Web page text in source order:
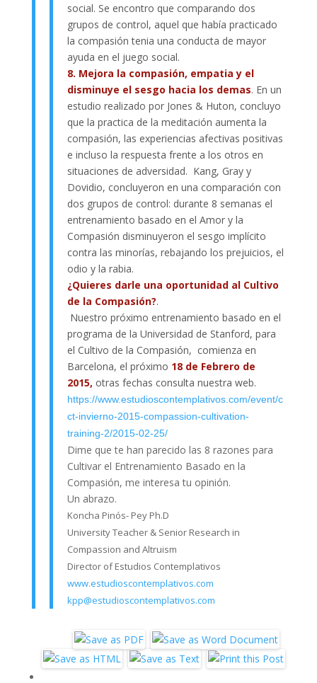
social. Se encontro que comparando dos
grupos de control, aquel que había practicado
la compasión tenia una conducta de mayor
ayuda en el juego social.
8. Mejora la compasión, empatia y el
disminuye el sesgo hacia los demas. En un
estudio realizado por Jones & Huton, concluyo
que la practica de la meditación aumenta la
compasión, las experiencias afectivas positivas
e incluso la respuesta frente a los otros en
situaciones de adversidad. Kang, Gray y
Dovidio, concluyeron en una comparación con
dos grupos de control: durante 8 semanas el
entrenamiento basado en el Amor y la
Compasión disminuyeron el sesgo implícito
contra las minorías, rebajando los prejuicios, el
odio y la rabia.
¿Quieres darle una oportunidad al Cultivo
de la Compasión?.
Nuestro próximo entrenamiento basado en el
programa de la Universidad de Stanford, para
el Cultivo de la Compasión, comienza en
Barcelona, el próximo 18 de Febrero de
2015, otras fechas consulta nuestra web.
https://www.estudioscontemplativos.com/event/c
ct-invierno-2015-compassion-cultivation-
training-2/2015-02-25/
Dime que te han parecido las 8 razones para
Cultivar el Entrenamiento Basado en la
Compasión, me interesa tu opinión.
Un abrazo.
Koncha Pinós- Pey Ph.D
University Teacher & Senior Research in
Compassion and Altruism
Director of Estudios Contemplativos
www.estudioscontemplativos.com
kpp@estudioscontemplativos.com